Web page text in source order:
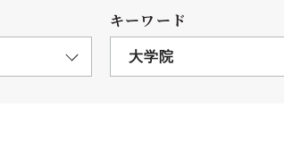
キーワード
大学院